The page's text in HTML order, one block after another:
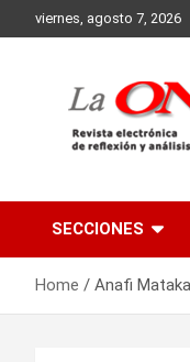
to
viernes, agosto 7, 2026
SECCIONES
Home Anafi